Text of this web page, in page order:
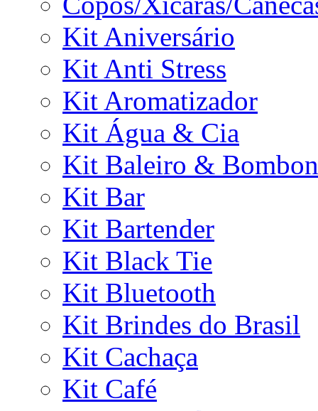
Kit Aniversário
Kit Anti Stress
Kit Aromatizador
Kit Água & Cia
Kit Baleiro &
Kit Bar
Kit Bartender
Kit Black Tie
Kit Bluetooth
Kit Brindes do Brasil
Kit Cachaça
Kit Café